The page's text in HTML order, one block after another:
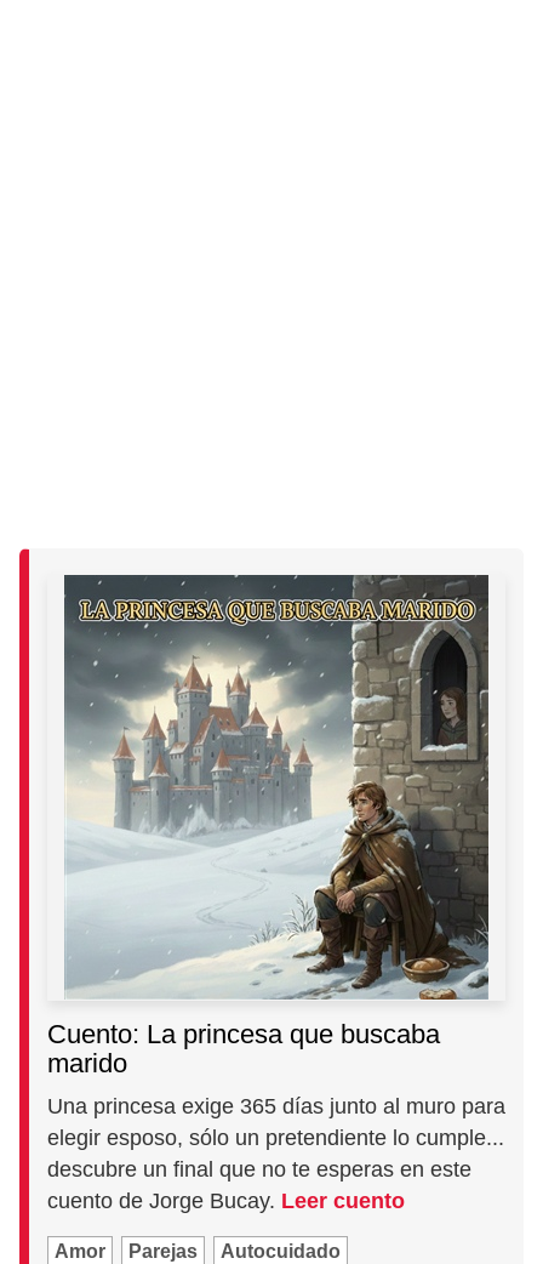
Cuento: La princesa que buscaba
marido
Una princesa exige 365 días junto al muro para
elegir esposo, sólo un pretendiente lo cumple...
descubre un final que no te esperas en este
cuento de Jorge Bucay. Leer cuento
Amor Parejas Autocuidado